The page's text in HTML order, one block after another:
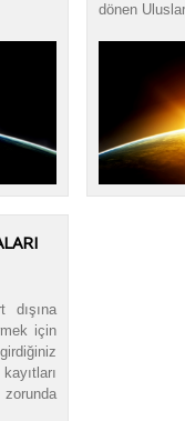
dönen
dışına
için